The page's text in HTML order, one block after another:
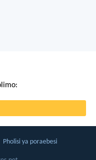
Pholisi ya poraebesi